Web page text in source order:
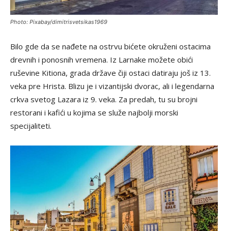
Photo: Pixabay/dimitrisvetsikas1969
Bilo gde da se nađete na ostrvu bićete okruženi ostacima
drevnih i ponosnih vremena. Iz Larnake možete obići
ruševine Kitiona, grada države čiji ostaci datiraju još iz 13.
veka pre Hrista. Blizu je i vizantijski dvorac, ali i legendarna
crkva svetog Lazara iz 9. veka. Za predah, tu su brojni
restorani i kafići u kojima se služe najbolji morski
specijaliteti.